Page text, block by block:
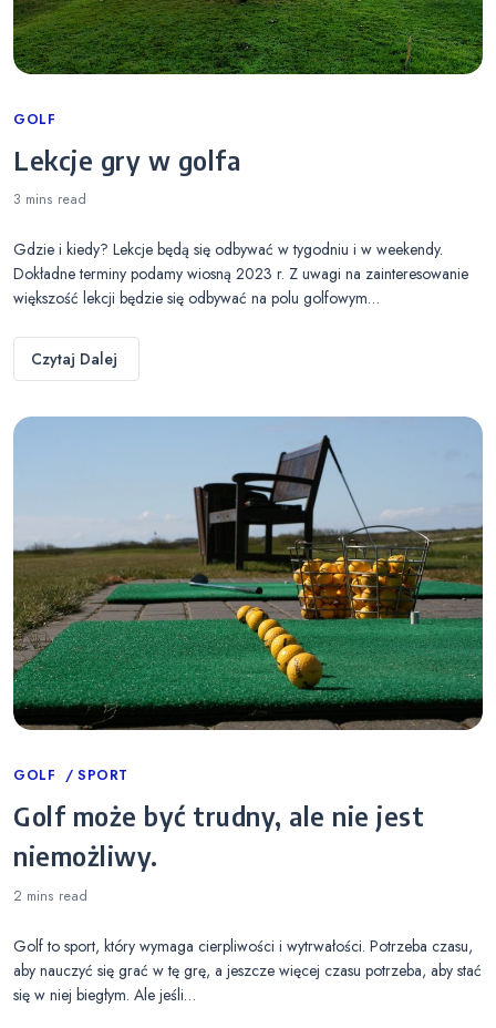
Categories
GOLF
Lekcje gry w golfa
3 mins read
Gdzie i kiedy? Lekcje będą się odbywać w tygodniu i w weekendy.
Dokładne terminy podamy wiosną 2023 r. Z uwagi na zainteresowanie
większość lekcji będzie się odbywać na polu golfowym…
Czytaj Dalej
Categories
GOLF SPORT
Golf może być trudny, ale nie jest
niemożliwy.
2 mins read
Golf to sport, który wymaga cierpliwości i wytrwałości. Potrzeba czasu,
aby nauczyć się grać w tę grę, a jeszcze więcej czasu potrzeba, aby stać
się w niej biegłym. Ale jeśli…